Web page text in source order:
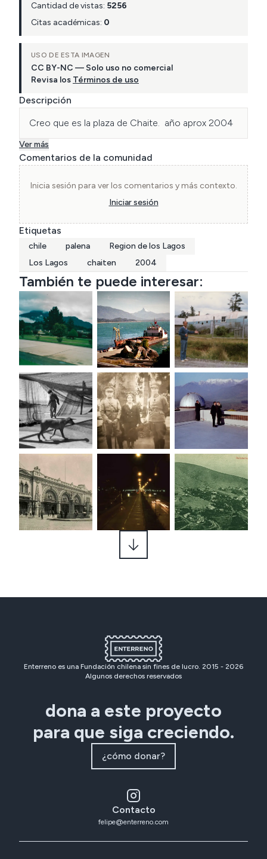
Cantidad de vistas: 5256
Citas académicas: 0
USO DE ESTA IMAGEN
CC BY-NC — Solo uso no comercial
Revisa los Términos de uso
Descripción
Creo que es la plaza de Chaite.  año aprox 2004
Ver más
Comentarios de la comunidad
Inicia sesión para ver los comentarios y más contexto.
Iniciar sesión
Etiquetas
chile palena
Region de los Lagos
Los Lagos
chaiten 2004
También te puede interesar:
Enterreno es una Fundación chilena sin fines de lucro. 2015 - 2026
Algunos derechos reservados
dona a este proyecto
para que siga creciendo.
¿cómo donar?
Contacto
felipe@enterreno.com